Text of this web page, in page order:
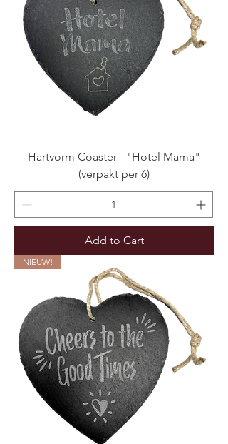
Hartvorm Coaster - "Hotel Mama"
(verpakt per 6)
Add to Cart
NIEUW!